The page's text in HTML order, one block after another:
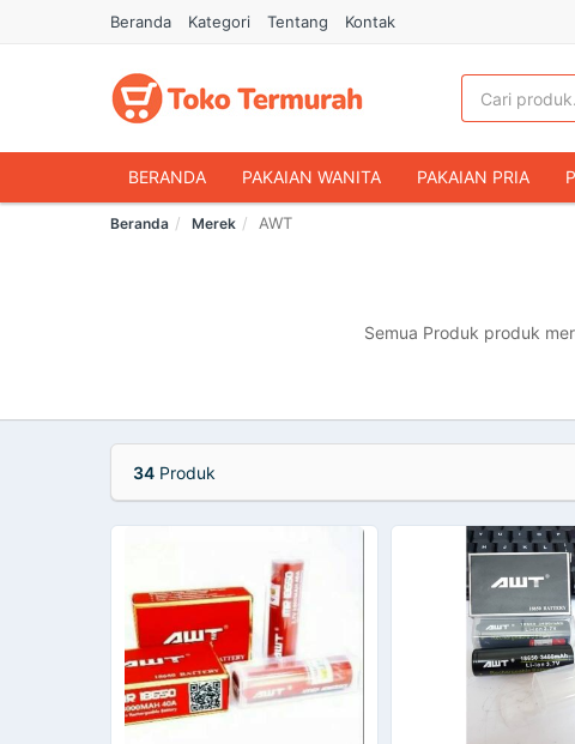
Beranda Kategori Tentang Kontak
BERANDA PAKAIAN WANITA PAKAIAN PRIA
HANDPHONE & AKSESORIS
BUKU & ALAT TULIS
Beranda Merek AWT
Semua Produk produk
34 Produk